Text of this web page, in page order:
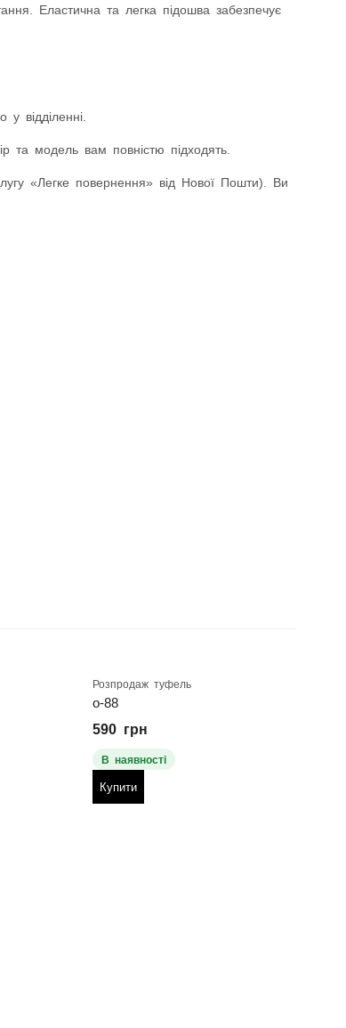
Еластична та легка підошва забезпечує
відділенні.
та модель вам повністю підходять.
«Легке повернення» від Нової Пошти). Ви
Розпродаж туфель
о-88
590 грн
В наявності
Купити